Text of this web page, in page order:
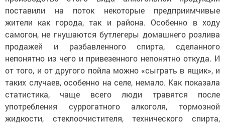
поставили на поток некоторые предприимчивые
жители как города, так и района. Особенно в ходу
самогон, не гнушаются бутлегеры домашнего розлива
продажей и разбавленного спирта, сделанного
непонятно из чего и привезенного непонятно откуда. И
от того, и от другого пойла можно «сыграть в ящик», и
таких случаев, особенно на селе, немало. Как показала
статистика, чаще всего люди травятся после
употребления суррогатного алкоголя, тормозной
жидкости, стеклоочистителя, технического спирта,